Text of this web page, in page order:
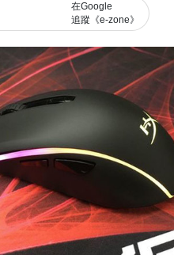
在Google
追蹤《e-zone》